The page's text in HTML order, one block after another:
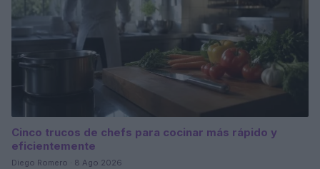
Cinco trucos de chefs para cocinar más rápido y
eficientemente
Diego Romero · 8 Ago 2026